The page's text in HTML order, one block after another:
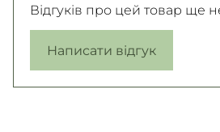
Відгуків про цей товар ще
Написати відгук